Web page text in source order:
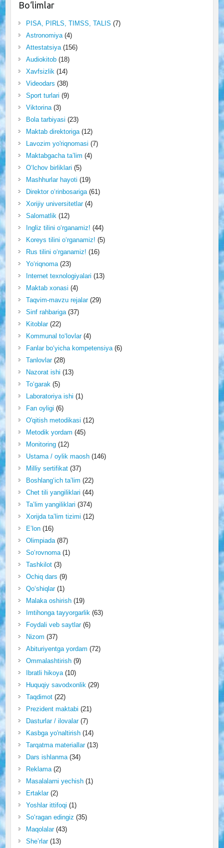
Bo‘limlar
PISA, PIRLS, TIMSS, TALIS (7)
Astronomiya(4)
Attestatsiya(156)
Audiokitob(18)
Xavfsizlik(14)
Videodars (38)
Sport turlari (9)
Viktorina(3)
Bola tarbiyasi (23)
Maktab direktoriga(12)
Lavozim yo'riqnomasi (7)
Maktabgacha ta’lim (4)
O‘lchov birliklari (5)
Mashhurlar hayoti (19)
Direktor o‘rinbosariga(61)
Xorijiy universitetlar(4)
Salomatlik(12)
Ingliz tilini o‘rganamiz! (44)
Koreys tilini o‘rganamiz! (5)
Rus tilini o‘rganamiz! (16)
Yo‘riqnoma(23)
Internet texnologiyalari (13)
Maktab xonasi (4)
Taqvim-mavzu rejalar(29)
Sinf rahbariga(37)
Kitoblar(22)
Kommunal to‘lovlar(4)
Fanlar bo‘yicha kompetensiya(6)
Tanlovlar(28)
Nazorat ishi (13)
To‘garak(5)
Laboratoriya ishi (1)
Fan oyligi (6)
O'qitish metodikasi (12)
Metodik yordam (45)
Monitoring(12)
Ustama / oylik maosh(146)
Milliy sertifikat(37)
Boshlang‘ich ta’lim (22)
Chet tili yangiliklari (44)
Ta’lim yangiliklari (374)
Xorijda ta’lim tizimi (12)
E’lon(16)
Olimpiada(87)
So‘rovnoma(1)
Tashkilot(3)
Ochiq dars (9)
Qo‘shiqlar(1)
Malaka oshirish(19)
Imtihonga tayyorgarlik(63)
Foydali veb saytlar(6)
Nizom (37)
Abituriyentga yordam (72)
Ommalashtirish(9)
Ibratli hikoya(10)
Huquqiy savodxonlik(29)
Taqdimot(22)
Prezident maktabi (21)
Dasturlar / ilovalar(7)
Kasbga yo'naltirish(14)
Tarqatma materiallar(13)
Dars ishlanma(34)
Reklama(2)
Masalalarni yechish(1)
Ertaklar(2)
Yoshlar ittifoqi (1)
So‘ragan edingiz (35)
Maqolalar(43)
She’rlar(13)